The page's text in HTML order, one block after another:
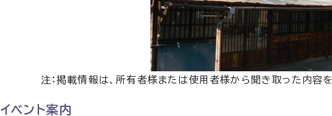
注：掲載情報は、所有者様または使用者様から聞き取った内容
イベント案内